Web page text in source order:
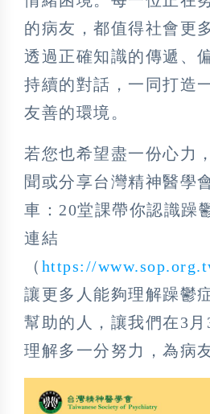
的病友，都值得社會更
透過正確知識的傳遞、
持續的對話，一同打造
友善的環境。
若您也希望盡一份心力
聞或分享台灣精神醫學
車：20堂課帶你認識躁
連結
（ https://
讓更多人能夠理解躁鬱
幫助的人，讓我們在3
理解多一分努力，為病